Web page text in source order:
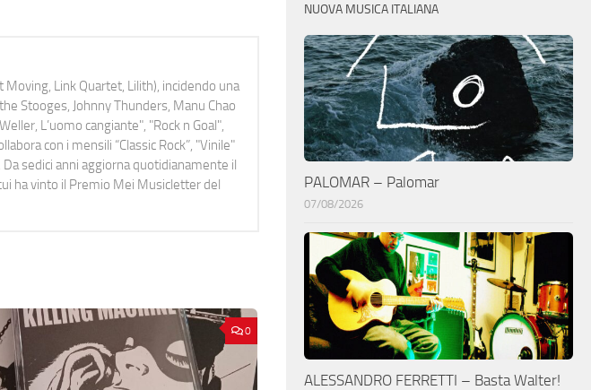
Link Quartet, Lilith), incidendo una
Stooges, Johnny Thunders, Manu Chao
L’uomo cangiante", "Rock n Goal",
con i mensili “Classic Rock”, "Vinile"
sedici anni aggiorna quotidianamente il
ha vinto il Premio Mei Musicletter del
0
NUOVA MUSICA ITALIANA
PALOMAR – Palomar
07/08/2026
ALESSANDRO FERRETTI – Basta Walter!